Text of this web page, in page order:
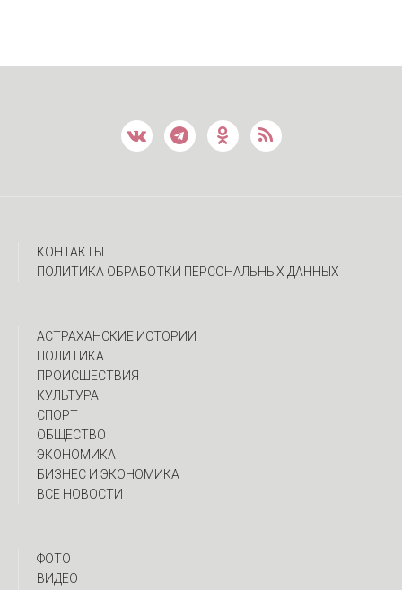
КОНТАКТЫ
ПОЛИТИКА ОБРАБОТКИ ПЕРСОНАЛЬНЫХ ДАННЫХ
АСТРАХАНСКИЕ ИСТОРИИ
ПОЛИТИКА
ПРОИСШЕСТВИЯ
КУЛЬТУРА
СПОРТ
ОБЩЕСТВО
ЭКОНОМИКА
БИЗНЕС И ЭКОНОМИКА
ВСЕ НОВОСТИ
ФОТО
ВИДЕО